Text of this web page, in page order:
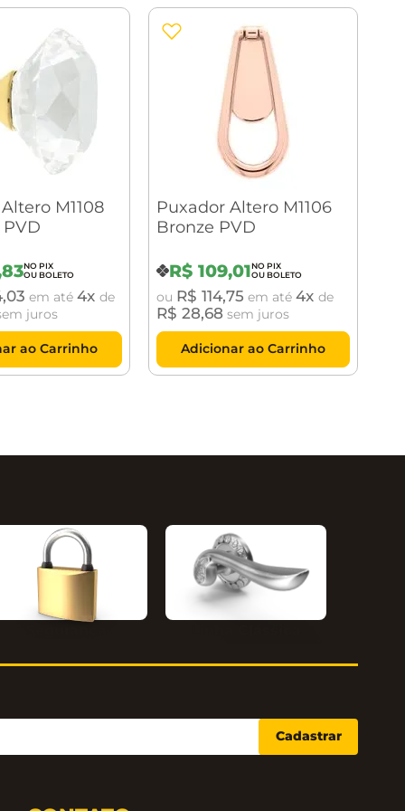
M1108
83
,03 em até 4
de
juros
ao Carrinho
Puxador Altero M1106
Bronze PVD
R$ 109,01
ou R$ 114,75 em até 4 de
R$ 28,68 sem juros
Adicionar ao Carrinho
Cadastrar